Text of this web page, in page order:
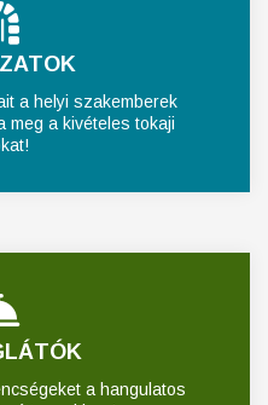
a helyi szakemberek
meg a kivételes tokaji
a hangulatos